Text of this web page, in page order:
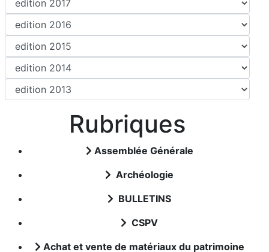
Rubriques
Assemblée Générale
Archéologie
BULLETINS
CSPV
Achat et vente de matériaux du patrimoine